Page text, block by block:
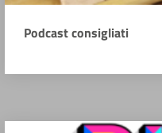
Podcast consigliati